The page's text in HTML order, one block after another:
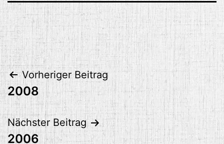
Beitragsnavigation
Vorheriger Beitrag
2008
Nächster Beitrag
2006